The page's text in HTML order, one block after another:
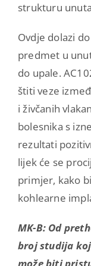
strukturu
Ovdje dolazi
predmet u
do upale.
štiti veze
i živčanih
bolesnika s
rezultati
lijek će se
primjer, kako
kohlearne
MK-B: Od
broj studija